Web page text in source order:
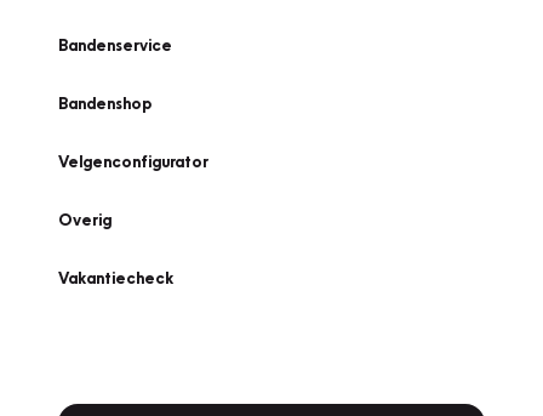
Bandenservice
Bandenshop
Velgenconfigurator
Overig
Vakantiecheck